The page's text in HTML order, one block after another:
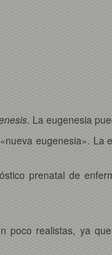
. La eugenesia
eugenesia». La
prenatal de
poco realistas, ya